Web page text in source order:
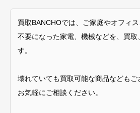
買取BANCHOでは、ご家庭やオフィス
不要になった家電、機械などを、買取
す。
壊れていても買取可能な商品などもご
お気軽にご相談ください。